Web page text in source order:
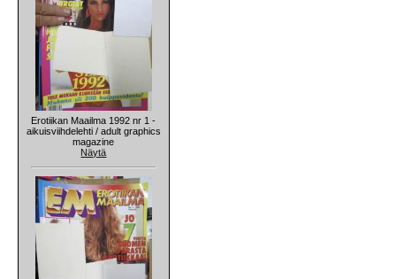
Erotiikan Maailma 1992 nr 1 -
aikuisviihdelehti / adult graphics
magazine
Näytä